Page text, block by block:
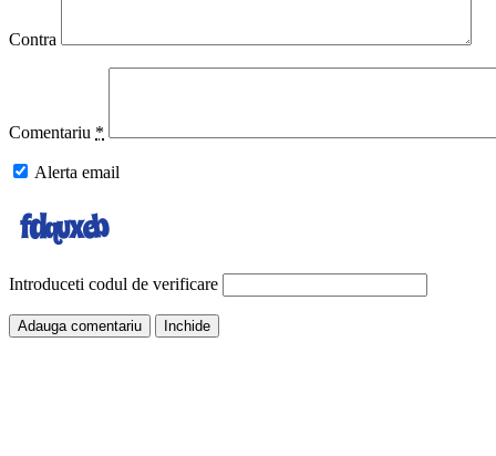
Contra
Comentariu *
Alerta email
Introduceti codul de verificare
Inchide